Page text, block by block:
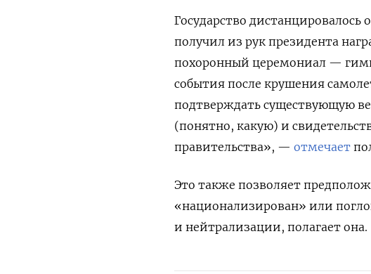
Государство
получил из рук президента
похоронный церемониал —
события после крушения
подтверждать существующую
(понятно, какую) и
правительства», — отмечает
Это также позволяет
«национализирован» или
и нейтрализации, полагает она.